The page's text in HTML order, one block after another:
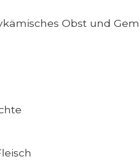
Obst und